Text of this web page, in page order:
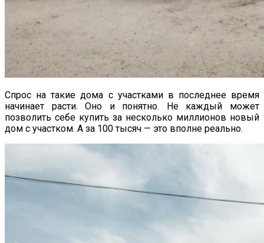
Спрос на такие дома с участками в последнее время
начинает расти. Оно и понятно. Не каждый может
позволить себе купить за несколько миллионов новый
дом с участком. А за 100 тысяч — это вполне реально.